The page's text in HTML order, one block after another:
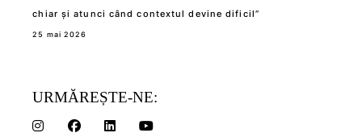
chiar și atunci când contextul devine dificil”
25 mai 2026
URMĂREȘTE-NE: